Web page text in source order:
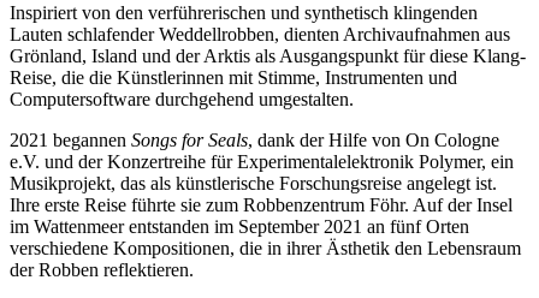
Inspiriert von den verführerischen und synthetisch klingenden
Lauten schlafender Weddellrobben, dienten Archivaufnahmen aus
Grönland, Island und der Arktis als Ausgangspunkt für diese Klang-
Reise, die die Künstlerinnen mit Stimme, Instrumenten und
Computersoftware durchgehend umgestalten.
2021 begannen Songs for Seals, dank der Hilfe von On Cologne
e.V. und der Konzertreihe für Experimentalelektronik Polymer, ein
Musikprojekt, das als künstlerische Forschungsreise angelegt ist.
Ihre erste Reise führte sie zum Robbenzentrum Föhr. Auf der Insel
im Wattenmeer entstanden im September 2021 an fünf Orten
verschiedene Kompositionen, die in ihrer Ästhetik den Lebensraum
der Robben reflektieren.